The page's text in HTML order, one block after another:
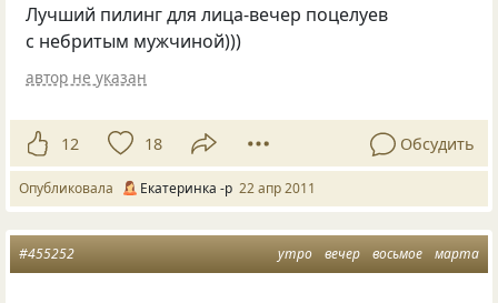
Лучший пилинг для лица-вечер поцелуев
с небритым мужчиной)))
автор не указан
12 18 Обсудить
Опубликовала Екатеринка -р 22 апр 2011
утро вечер восьмое марта
#455252